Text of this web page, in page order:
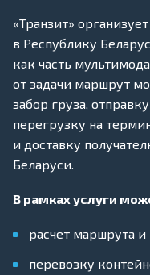
«Транзит»
в Республику
как часть
от задачи маршрут
забор груза,
перегрузку на
и доставку
Беларуси.
В рамках услуги
расчет маршрута
перевозку